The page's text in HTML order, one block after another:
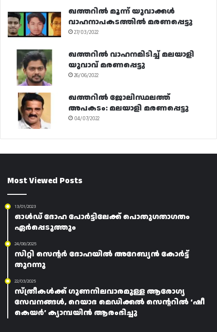
ഖത്തറിൽ മൂന്ന് യുവാക്കൾ
വാഹനാപകടത്തിൽ മരണപ്പെട്ടു
27/03/2022
ഖത്തറിൽ വാഹനമിടിച്ച് മലയാളി
യുവാവ് മരണപ്പെട്ടു
26/06/2022
ഖത്തറിൽ ജോലിസ്ഥലത്ത്
അപകടം: മലയാളി മരണപ്പെട്ടു
04/07/2022
Most Viewed Posts
13/01/2023
ഓൾഡ് ദോഹ പോർട്ടിലേക്ക് പൊതുഗതാഗതം
ഏർപ്പെടുത്തും
24/08/2025
സിറ്റി സെന്റർ ദോഹയിൽ അറേബ്യൻ കോർട്ട്
തുറന്നു
22/03/2025
സ്ത്രീകൾക്ക് ഗുണനിലവാരമുള്ള ആരോഗ്യ
സേവനങ്ങൾ, റെയാദ മെഡിക്കൽ സെന്ററിൽ ‘ഷീ
കെയർ’ ക്യാമ്പയിൻ ആരംഭിച്ചു